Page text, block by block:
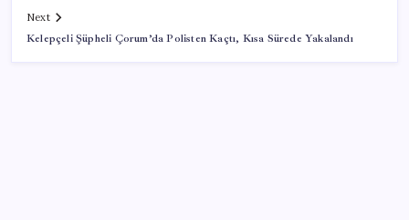
Next
Kelepçeli Şüpheli Çorum’da Polisten Kaçtı, Kısa Sürede Yakalandı